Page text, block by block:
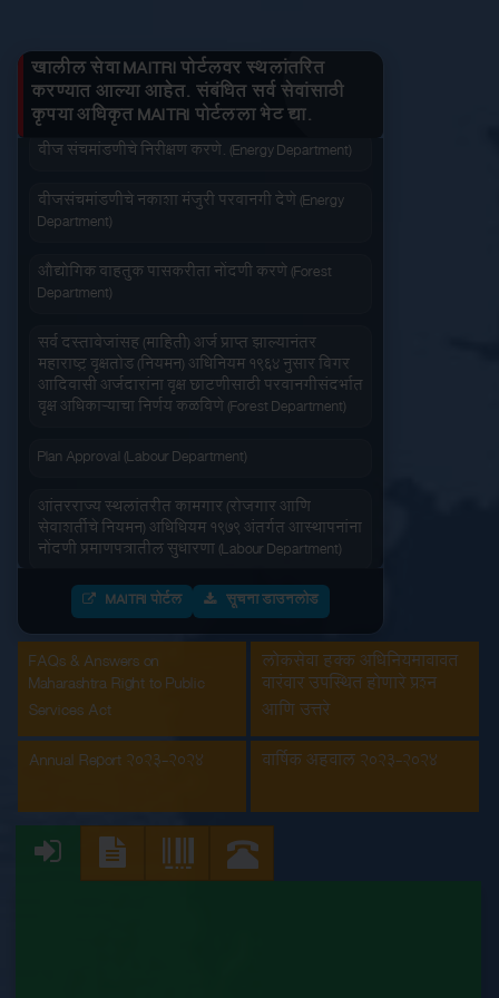
जलद सेवा सेवा आपल्या दारात
सहज पोहोच
वापरण्यास सोपे
खालील सेवा MAITRI पोर्टलवर स्थलांतरित
करण्यात आल्या आहेत. संबंधित सर्व सेवांसाठी
कृपया अधिकृत MAITRI पोर्टलला भेट द्या.
जनित्र संचमांडणीची नोंदणी. (Energy Department)
वीज संचमांडणीचे निरीक्षण करणे. (Energy Department)
वीजसंचमांडणीचे नकाशा मंजुरी परवानगी देणे (Energy
Department)
औद्योगिक वाहतुक पासकरीता नोंदणी करणे (Forest
Department)
सर्व दस्तावेजांसह (माहिती) अर्ज प्राप्त झाल्यानंतर
महाराष्ट्र वृक्षतोड (नियमन) अधिनियम १९६४ नुसार बिगर
आदिवासी अर्जदारांना वृक्ष छाटणीसाठी परवानगीसंदर्भात
वृक्ष अधिकाऱ्याचा निर्णय कळविणे (Forest Department)
Plan Approval (Labour Department)
आंतरराज्य स्थलांतरीत कामगार (रोजगार आणि
सेवाशर्तीचे नियमन) अधिधियम १९७९ अंतर्गत आस्थापनांना
नोंदणी प्रमाणपत्रातील सुधारणा (Labour Department)
आंतरराज्य स्थलांतरीत कामगार (रोजगार आणि
सेवाशर्तीचे नियमन) अधिधियम १९७९ अंतर्गतआस्थापनांना
नोंदणी प्रमाणपत्र (Labour Department)
इमारत आणि इतर बांधकाम मजूर आस्थापनांची नोंदणी
(Labour Department)
कंत्राटी कामगार (नियमन व निर्मुलन) अधिनियम, 1970
अंतर्गत मुख्य मालक नोंदणी प्रमाणपत्रातील सुधारणा
कंत्राटी कामगार अनुज्ञप्ती (Labour Department)
MAITRI पोर्टल सूचना डाउनलोड
FAQs & Answers on
Maharashtra Right to Public
Services Act
लोकसेवा हक्क अधिनियमाबाबत
वारंवार उपस्थित होणारे प्रश्न
आणि उत्तरे
Annual Report 2023-2024
वार्षिक अहवाल 2023-2024